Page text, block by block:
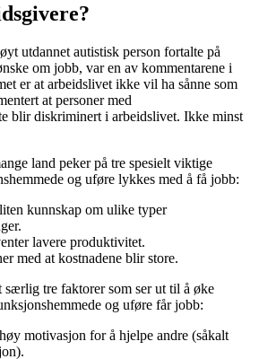
utdannet autistisk person fortalte på
om jobb, var en av kommentarene i
er at arbeidslivet ikke vil ha sånne som
at personer med
blir diskriminert i arbeidslivet. Ikke minst
land peker på tre spesielt viktige
og uføre lykkes med å få jobb:
kunnskap om ulike typer
lavere produktivitet.
med at kostnadene blir store.
særlig tre faktorer som ser ut til å øke
og uføre får jobb:
motivasjon for å hjelpe andre (såkalt